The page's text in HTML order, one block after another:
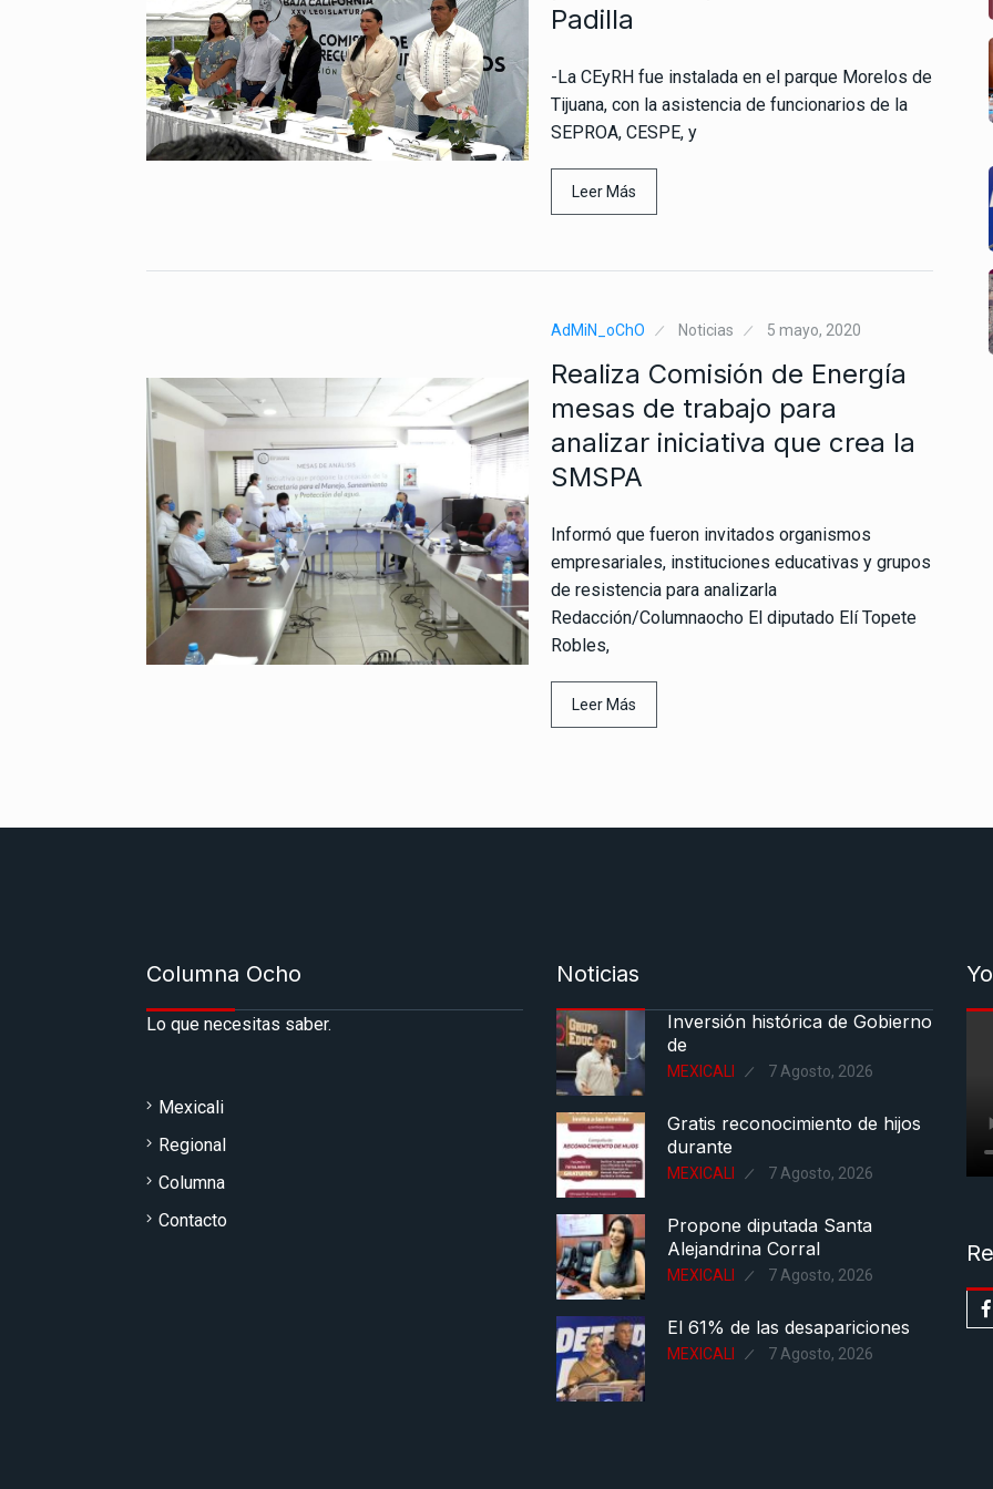
Padilla
-La CEyRH fue instalada en el parque Morelos de
Tijuana, con la asistencia de funcionarios de la
SEPROA, CESPE, y
Leer Más
AdMiN_oChO Noticias 5 mayo, 2020
Realiza Comisión de Energía
mesas de trabajo para
analizar iniciativa que crea la
SMSPA
Informó que fueron invitados organismos
empresariales, instituciones educativas y grupos
de resistencia para analizarla
Redacción/Columnaocho El diputado Elí Topete
Robles,
Leer Más
Columna Ocho
Lo que necesitas saber.
Mexicali
Regional
Columna
Contacto
Noticias
Inversión histórica de Gobierno
de
MEXICALI 7 Agosto, 2026
Gratis reconocimiento de hijos
durante
MEXICALI 7 Agosto, 2026
Propone diputada Santa
Alejandrina Corral
MEXICALI 7 Agosto, 2026
El 61% de las desapariciones
MEXICALI 7 Agosto, 2026